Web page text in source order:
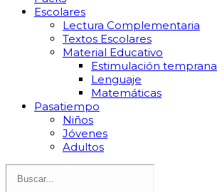
Escolares
Lectura Complementaria
Textos Escolares
Material Educativo
Estimulación temprana
Lenguaje
Matemáticas
Pasatiempo
Niños
Jóvenes
Adultos